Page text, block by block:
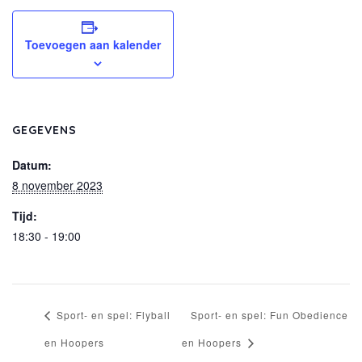
Toevoegen aan kalender
GEGEVENS
Datum:
8 november 2023
Tijd:
18:30 - 19:00
Sport- en spel: Flyball
en Hoopers
Sport- en spel: Fun Obedience
en Hoopers